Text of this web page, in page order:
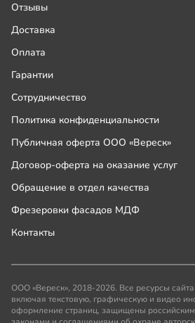
Отзывы
Доставка
Оплата
Гарантии
Сотрудничество
Политика конфиденциальности
Публичная оферта ООО «Вереск»
Договор-оферта на оказание услуг
Обращение в отдел качества
Фрезеровки фасадов МДФ
Контакты
ООО «Вереск», 2018-2026. Все ресурсы
включая текстовую, графическую и видео
оформление страниц, защищены